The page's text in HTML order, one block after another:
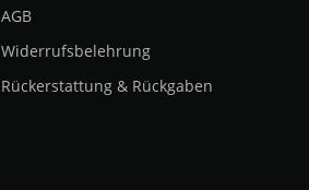
AGB
Widerrufsbelehrung
Rückerstattung & Rückgaben